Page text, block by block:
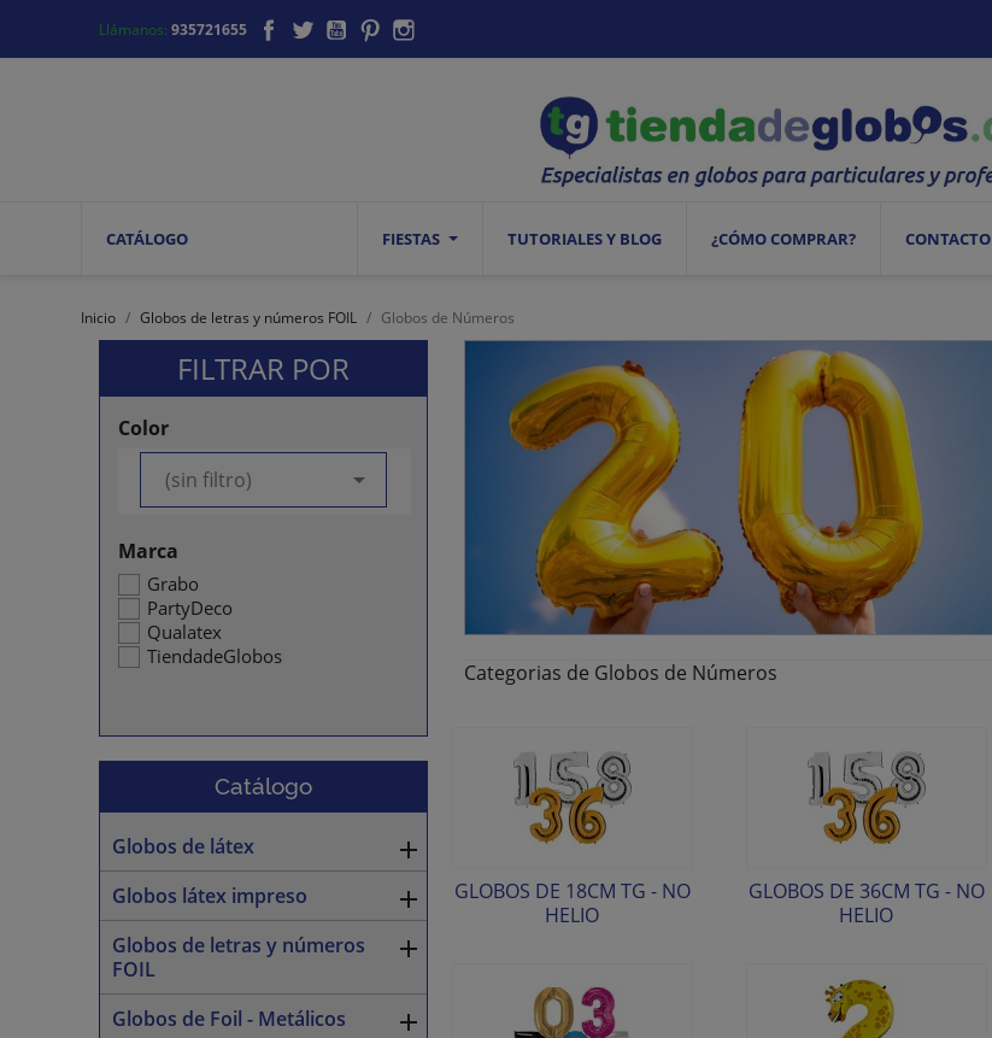
Llámanos:935721655 Facebook
TwitterYouTubePinterest
CATÁLOGO FIESTAS TUTORIALES Y BLOG ¿CÓMO COMPRAR? CONTACTO
Inicio Globos de letras y números FOIL Globos de Números
FILTRAR POR
Color
(sin filtro)

Marca
Grabo
PartyDeco
Qualatex
TiendadeGlobos
Catálogo
Globos de látex 
Globos látex impreso 
Globos de letras y números
FOIL

Globos de Foil - Metálicos 
Categorias de Globos de Números
GLOBOS DE 18CM TG - NO
HELIO
GLOBOS DE 36CM TG - NO
HELIO